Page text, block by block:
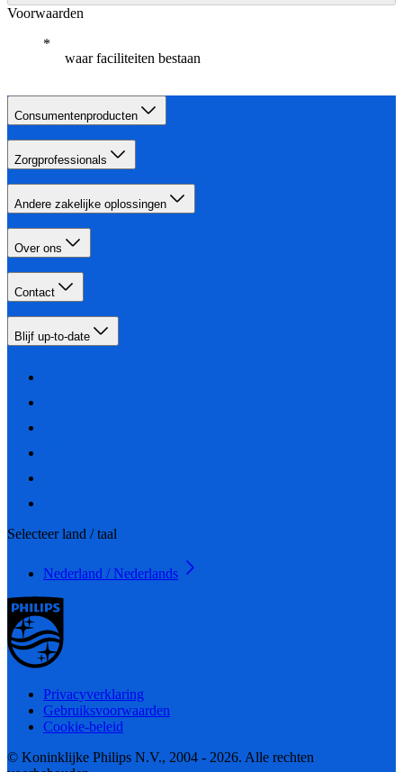
Voorwaarden
waar faciliteiten bestaan
Consumentenproducten
Zorgprofessionals
Andere zakelijke oplossingen
Over ons
Contact
Blijf up-to-date
Selecteer land / taal
Nederland / Nederlands
Privacyverklaring
Gebruiksvoorwaarden
Cookie-beleid
© Koninklijke Philips N.V., 2004 - 2026. Alle rechten